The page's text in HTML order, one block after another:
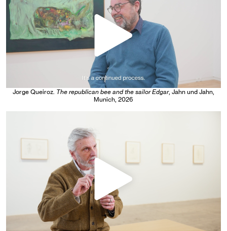
Jorge Queiroz. The republican bee and the sailor Edgar, Jahn und Jahn,
Munich, 2026